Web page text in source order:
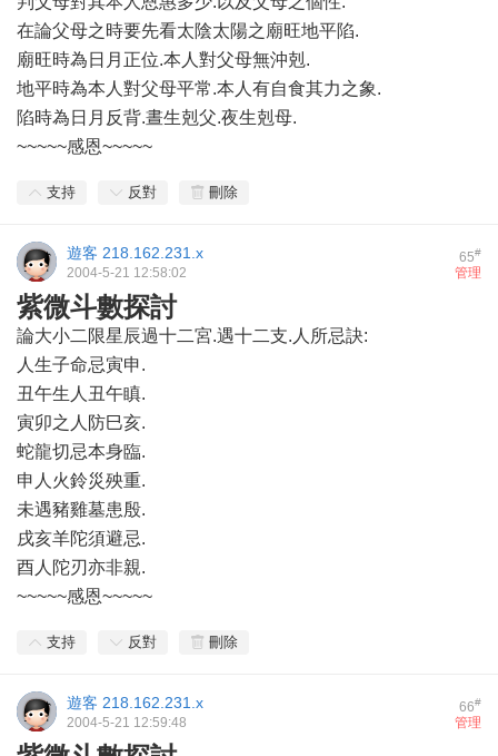
在論父母之時要先看太陰太陽之廟旺地平陷.
廟旺時為日月正位.本人對父母無沖剋.
地平時為本人對父母平常.本人有自食其力之象.
陷時為日月反背.晝生剋父.夜生剋母.
~~~~~感恩~~~~~
支持 反對 刪除
65#
遊客 218.162.231.x
管理
2004-5-21 12:58:02
紫微斗數探討
論大小二限星辰過十二宮.遇十二支.人所忌訣:
人生子命忌寅申.
丑午生人丑午瞋.
寅卯之人防巳亥.
蛇龍切忌本身臨.
申人火鈴災殃重.
未遇豬雞墓患殷.
戌亥羊陀須避忌.
酉人陀刃亦非親.
~~~~~感恩~~~~~
支持 反對 刪除
66#
遊客 218.162.231.x
管理
2004-5-21 12:59:48